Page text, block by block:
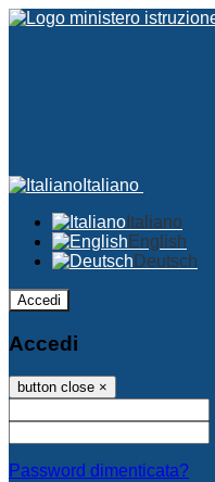
Italiano
Italiano
English
Deutsch
Accedi
Accedi
button close ×
Password dimenticata?